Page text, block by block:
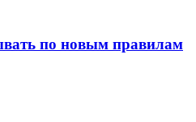
по новым правилам